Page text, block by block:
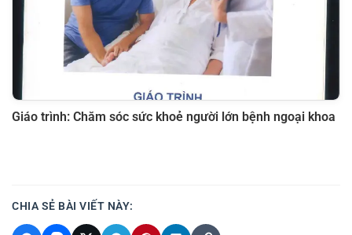
Giáo trình: Chăm sóc sức khoẻ người lớn bệnh ngoại khoa
CHIA SẺ BÀI VIẾT NÀY: